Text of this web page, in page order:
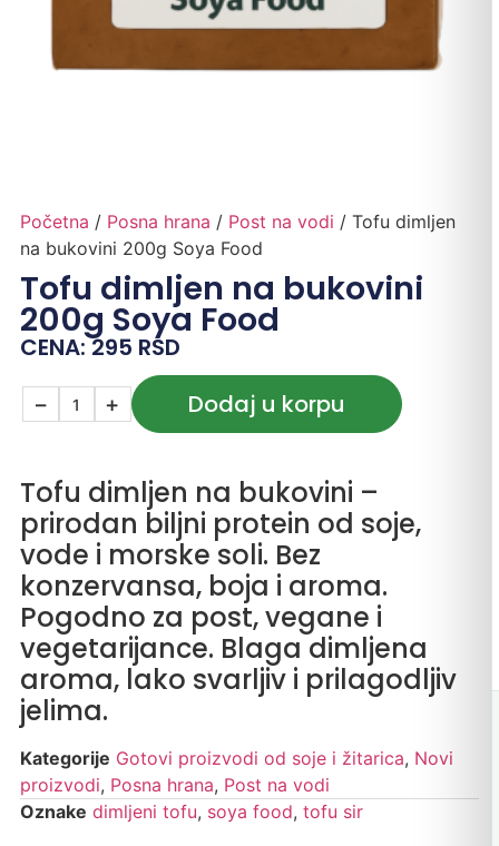
Početna / Posna hrana / Post na vodi / Tofu dimljen
na bukovini 200g Soya Food
Tofu dimljen na bukovini
200g Soya Food
CENA:295 RSD
− + Dodaj u korpu
Tofu dimljen na bukovini –
prirodan biljni protein od soje,
vode i morske soli. Bez
konzervansa, boja i aroma.
Pogodno za post, vegane i
vegetarijance. Blaga dimljena
aroma, lako svarljiv i prilagodljiv
jelima.
Kategorije Gotovi proizvodi od soje i žitarica, Novi
proizvodi, Posna hrana, Post na vodi
Oznake dimljeni tofu, soya food, tofu sir